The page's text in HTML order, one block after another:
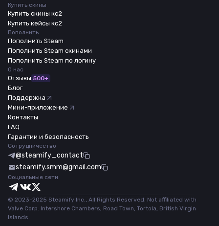
Купить скины
Купить скины кс2
Купить кейсы кс2
Пополнить
Пополнить Steam
Пополнить Steam скинами
Пополнить Steam по логину
О нас
Отзывы 500+
Блог
Поддержка
Мини-приложение
Контакты
FAQ
Гарантии и безопасность
Сотрудничество
@steamify_contact
steamify.smm@gmail.com
Социальные сети
© 2023-2025 Steamify Inc., All Rights Reserved. Not affiliated with
Valve Corp. Intershore Chambers, Road Town, Tortola, British Virgin
Islands.